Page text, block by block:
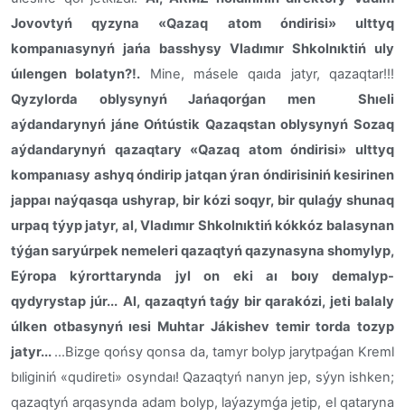
Jovovtyń qyzyna «Qazaq atom óndirisi» ulttyq
kompanıasynyń jańa basshysy Vladımır Shkolnıktiń uly
úılengen bolatyn?!. Mine, másele qaıda jatyr, qazaqtar!!!
Qyzylorda oblysynyń Jańaqorǵan men
Shıeli
aýdandarynyń jáne Ońtústik Qazaqstan oblysynyń Sozaq
aýdandarynyń qazaqtary «Qazaq atom óndirisi» ulttyq
kompanıasy ashyq óndirip jatqan ýran óndirisiniń kesirinen
jappaı naýqasqa ushyrap, bir kózi soqyr, bir qulaǵy shunaq
urpaq týyp jatyr, al, Vladımır Shkolnıktiń kókkóz balasynan
týǵan saryúrpek nemeleri qazaqtyń qazynasyna shomylyp,
Eýropa kýrorttarynda jyl on eki aı boıy demalyp-
qydyrystap júr... Al, qazaqtyń taǵy bir qarakózi, jeti balaly
úlken otbasynyń ıesi Muhtar Jákishev temir torda tozyp
jatyr... ...Bizge qońsy qonsa da, tamyr bolyp jarytpaǵan Kreml
bıliginiń «qudireti» osyndaı! Qazaqtyń nanyn jep, sýyn ishken;
qazaqtyń arqasynda adam bolyp, laýazymǵa jetip, el qataryna